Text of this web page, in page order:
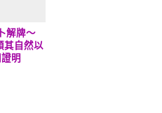
解牌～
其自然以
明